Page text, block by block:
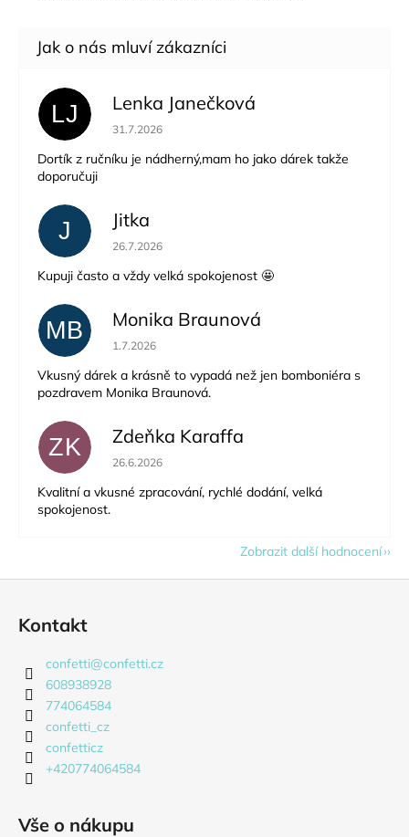
LJ Lenka Janečková
Hodnocení obchodu je 5 z 5 hvězdiček.
31.7.2026
Dortík z ručníku je nádherný,mam ho jako dárek takže
doporučuji
J Jitka
Hodnocení obchodu je 5 z 5 hvězdiček.
26.7.2026
Kupuji často a vždy velká spokojenost 🤩
MB Monika Braunová
Hodnocení obchodu je 5 z 5 hvězdiček.
1.7.2026
Vkusný dárek a krásně to vypadá než jen bomboniéra s
pozdravem Monika Braunová.
ZK Zdeňka Karaffa
Hodnocení obchodu je 5 z 5 hvězdiček.
26.6.2026
Kvalitní a vkusné zpracování, rychlé dodání, velká
spokojenost.
Zobrazit další hodnocení
Kontakt
confetti@confetti.cz
608938928
774064584
confetti_cz
confetticz
+420774064584
Vše o nákupu